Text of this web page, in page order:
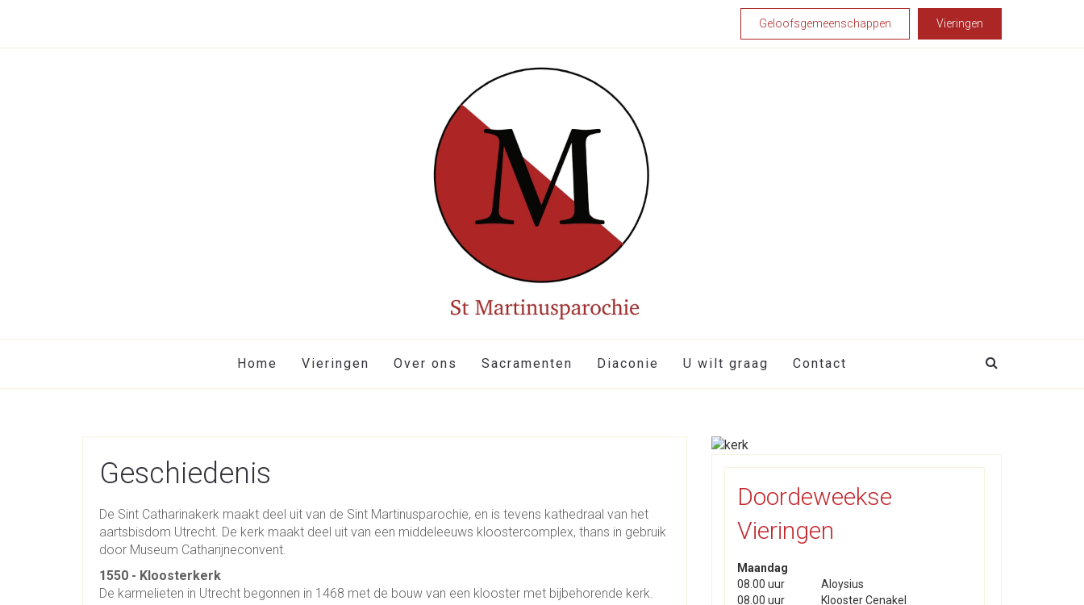
Geloofsgemeenschappen Vieringen
Home Vieringen Over ons Sacramenten Diaconie U wilt graag Contact
Geschiedenis
De Sint Catharinakerk maakt deel uit van de Sint Martinusparochie, en is tevens kathedraal van het
aartsbisdom Utrecht. De kerk maakt deel uit van een middeleeuws kloostercomplex, thans in gebruik
door Museum Catharijneconvent.
1550 - Kloosterkerk
De karmelieten in Utrecht begonnen in 1468 met de bouw van een klooster met bijbehorende kerk.
Doordeweekse
Vieringen
Maandag
08.00 uur
Aloysius
08.00 uur
Klooster Cenakel